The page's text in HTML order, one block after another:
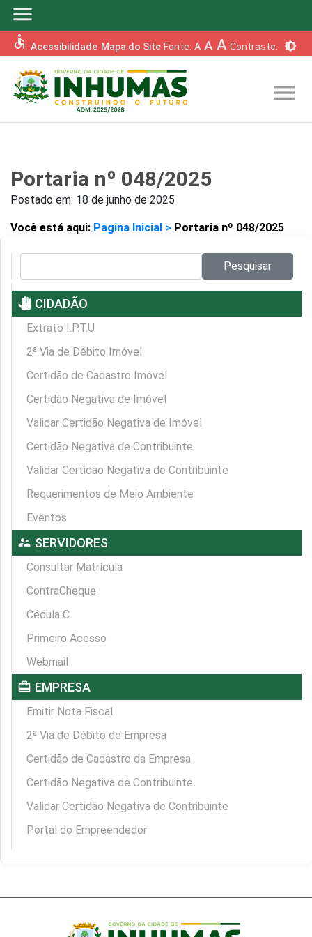
menu
accessible Acessibilidade Mapa do Site Fonte: A A A Contraste: brightness_6
menu
Portaria nº 048/2025
Postado em: 18 de junho de 2025
Você está aqui: Pagina Inicial > Portaria nº 048/2025
Pesquisar
pan_tool CIDADÃO
Extrato I.P.T.U
2ª Via de Débito Imóvel
Certidão de Cadastro Imóvel
Certidão Negativa de Imóvel
Validar Certidão Negativa de Imóvel
Certidão Negativa de Contribuinte
Validar Certidão Negativa de Contribuinte
Requerimentos de Meio Ambiente
Eventos
supervisor_account SERVIDORES
Consultar Matrícula
ContraCheque
Cédula C
Primeiro Acesso
Webmail
card_travel EMPRESA
Emitir Nota Fiscal
2ª Via de Débito de Empresa
Certidão de Cadastro da Empresa
Certidão Negativa de Contribuinte
Validar Certidão Negativa de Contribuinte
Portal do Empreendedor